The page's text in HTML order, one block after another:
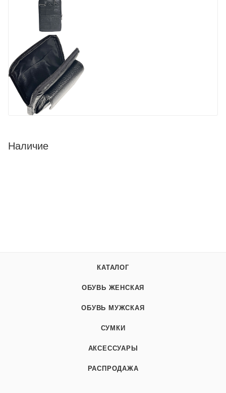
Наличие
КАТАЛОГ
ОБУВЬ ЖЕНСКАЯ
ОБУВЬ МУЖСКАЯ
СУМКИ
АКСЕССУАРЫ
РАСПРОДАЖА